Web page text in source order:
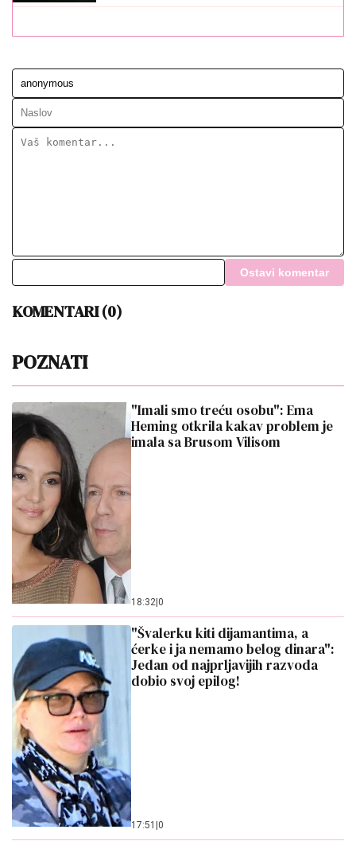
Ostavi komentar
KOMENTARI (0)
POZNATI
"Imali smo treću osobu": Ema
Heming otkrila kakav problem je
imala sa Brusom Vilisom
18:32|0
"Švalerku kiti dijamantima, a
ćerke i ja nemamo belog dinara":
Jedan od najprljavijih razvoda
dobio svoj epilog!
17:51 |0